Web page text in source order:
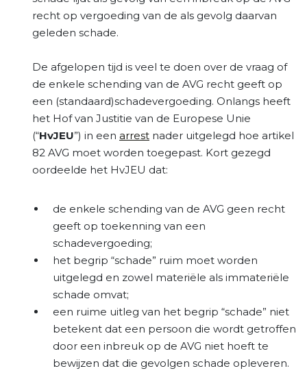
recht op vergoeding van de als gevolg daarvan
geleden schade.
De afgelopen tijd is veel te doen over de vraag of
de enkele schending van de AVG recht geeft op
een (standaard)schadevergoeding. Onlangs heeft
het Hof van Justitie van de Europese Unie
(“HvJEU”) in een arrest nader uitgelegd hoe artikel
82 AVG moet worden toegepast. Kort gezegd
oordeelde het HvJEU dat:
de enkele schending van de AVG geen recht
geeft op toekenning van een
schadevergoeding;
het begrip “schade” ruim moet worden
uitgelegd en zowel materiële als immateriële
schade omvat;
een ruime uitleg van het begrip “schade” niet
betekent dat een persoon die wordt getroffen
door een inbreuk op de AVG niet hoeft te
bewijzen dat die gevolgen schade opleveren.